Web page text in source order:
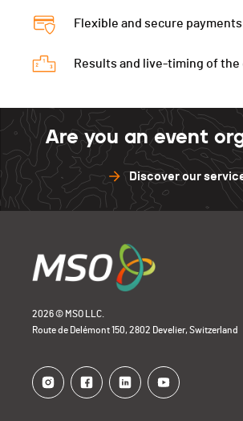
Flexible and secure payments
Results and live-timing of the
Are you an event
Discover our
2026 © MSO LLC.
Route de Delémont 150, 2802 Develier, Switzerland